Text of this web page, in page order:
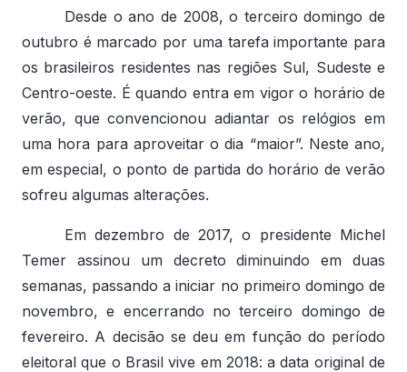
Desde o ano de 2008, o terceiro domingo de
outubro é marcado por uma tarefa importante para
os brasileiros residentes nas regiões Sul, Sudeste e
Centro-oeste. É quando entra em vigor o horário de
verão, que convencionou adiantar os relógios em
uma hora para aproveitar o dia “maior”. Neste ano,
em especial, o ponto de partida do horário de verão
sofreu algumas alterações.
Em dezembro de 2017, o presidente Michel
Temer assinou um decreto diminuindo em duas
semanas, passando a iniciar no primeiro domingo de
novembro, e encerrando no terceiro domingo de
fevereiro. A decisão se deu em função do período
eleitoral que o Brasil vive em 2018: a data original de